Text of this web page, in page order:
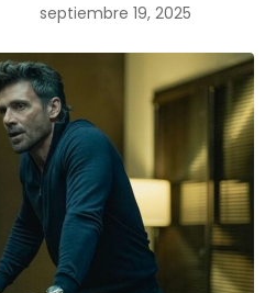
septiembre 19, 2025